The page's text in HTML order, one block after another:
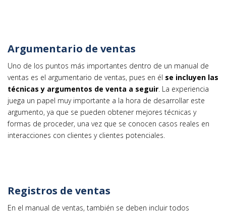
Argumentario de ventas
Uno de los puntos más importantes dentro de un manual de
ventas es el argumentario de ventas, pues en él se incluyen las
técnicas y argumentos de venta a seguir. La experiencia
juega un papel muy importante a la hora de desarrollar este
argumento, ya que se pueden obtener mejores técnicas y
formas de proceder, una vez que se conocen casos reales en
interacciones con clientes y clientes potenciales.
Registros de ventas
En el manual de ventas, también se deben incluir todos